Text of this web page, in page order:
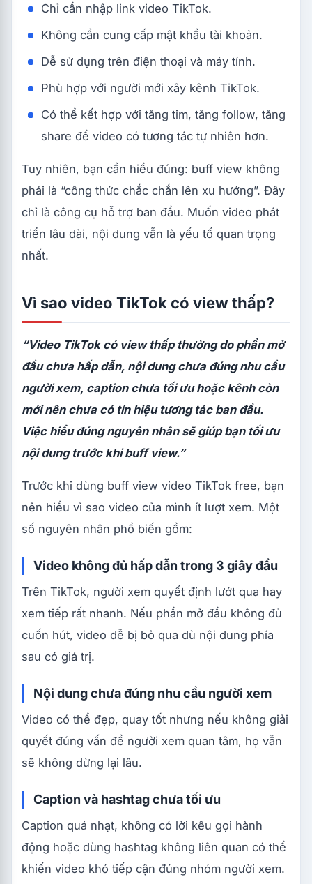
Chỉ cần nhập link video TikTok.
Không cần cung cấp mật khẩu tài khoản.
Dễ sử dụng trên điện thoại và máy tính.
Phù hợp với người mới xây kênh TikTok.
Có thể kết hợp với tăng tim, tăng follow, tăng
share để video có tương tác tự nhiên hơn.
Tuy nhiên, bạn cần hiểu đúng: buff view không
phải là “công thức chắc chắn lên xu hướng”. Đây
chỉ là công cụ hỗ trợ ban đầu. Muốn video phát
triển lâu dài, nội dung vẫn là yếu tố quan trọng
nhất.
Vì sao video TikTok có view thấp?
“Video TikTok có view thấp thường do phần mở
đầu chưa hấp dẫn, nội dung chưa đúng nhu cầu
người xem, caption chưa tối ưu hoặc kênh còn
mới nên chưa có tín hiệu tương tác ban đầu.
Việc hiểu đúng nguyên nhân sẽ giúp bạn tối ưu
nội dung trước khi buff view.”
Trước khi dùng buff view video TikTok free, bạn
nên hiểu vì sao video của mình ít lượt xem. Một
số nguyên nhân phổ biến gồm:
Video không đủ hấp dẫn trong 3 giây đầu
Trên TikTok, người xem quyết định lướt qua hay
xem tiếp rất nhanh. Nếu phần mở đầu không đủ
cuốn hút, video dễ bị bỏ qua dù nội dung phía
sau có giá trị.
Nội dung chưa đúng nhu cầu người xem
Video có thể đẹp, quay tốt nhưng nếu không giải
quyết đúng vấn đề người xem quan tâm, họ vẫn
sẽ không dừng lại lâu.
Caption và hashtag chưa tối ưu
Caption quá nhạt, không có lời kêu gọi hành
động hoặc dùng hashtag không liên quan có thể
khiến video khó tiếp cận đúng nhóm người xem.